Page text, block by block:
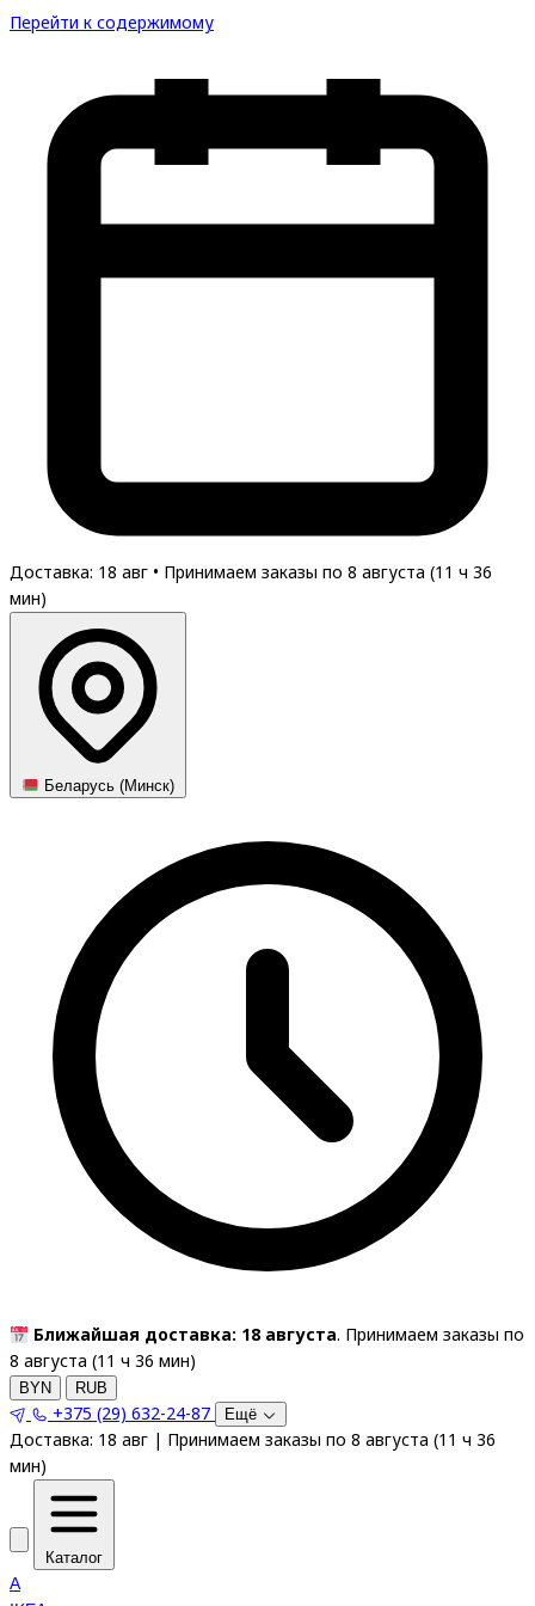
Перейти к содержимому
Доставка: 18 авг • Принимаем заказы по 8 августа (11 ч 36
мин)
Беларусь (Минск)
Ближайшая доставка: 18 августа. Принимаем заказы по
8 августа (11 ч 36 мин)
BYN RUB
+375 (29) 632-24-87 Ещё
Доставка: 18 авг | Принимаем заказы по 8 августа (11 ч 36
мин)
Каталог
A